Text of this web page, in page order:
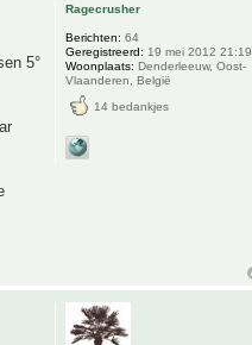
5°
Ragecrusher
Berichten: 64
Geregistreerd: 19 mei 2012 21:19
Woonplaats: Denderleeuw, Oost-
Vlaanderen, België
14 bedankjes